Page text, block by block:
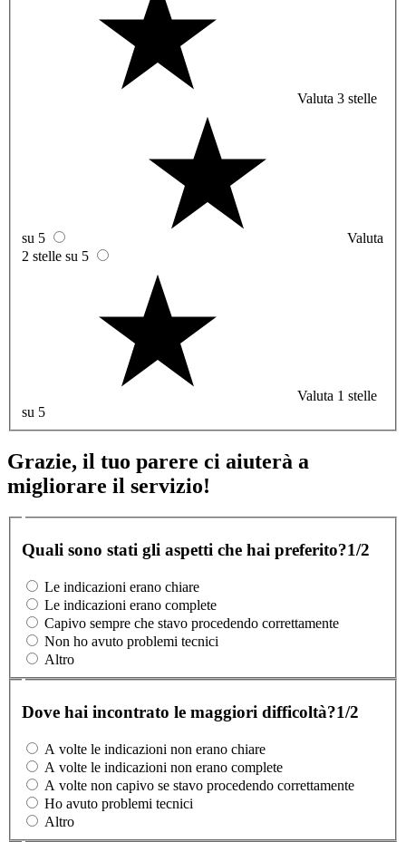
Valuta 3 stelle
su 5
Valuta
2 stelle su 5
Valuta 1 stelle
su 5
Grazie, il tuo parere ci aiuterà a
migliorare il servizio!
Quali sono stati gli aspetti che hai preferito?1/2
Le indicazioni erano chiare
Le indicazioni erano complete
Capivo sempre che stavo procedendo correttamente
Non ho avuto problemi tecnici
Altro
Dove hai incontrato le maggiori difficoltà?1/2
A volte le indicazioni non erano chiare
A volte le indicazioni non erano complete
A volte non capivo se stavo procedendo correttamente
Ho avuto problemi tecnici
Altro